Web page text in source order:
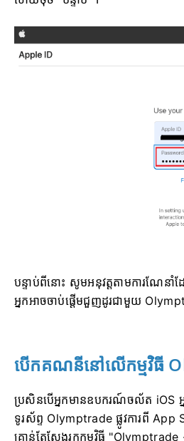
បន្ទាប់ពីនោះ សូមអនុវត្តតាមការណែនាំ
អ្នកអាចចាប់ផ្តើមជួញដូរជាមួយ
បើកគណនីនៅលើកម្មវិធី
ប្រសិនបើអ្នកមានឧបករណ៍ចល័ត iOS អ្
ទូរស័ព្ទ Olymptrade ផ្លូវការពី App
គ្រាន់តែស្វែងរកកម្មវិធី